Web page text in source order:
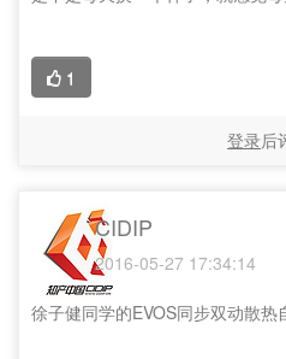
1
登录后
CIDIP
2016-05-27 17:34:14
徐子健同学的EVOS同步双动散热